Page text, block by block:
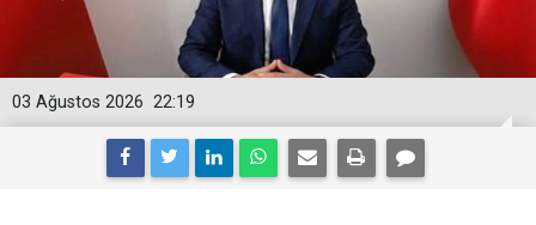
22:19
03 Ağustos 2026